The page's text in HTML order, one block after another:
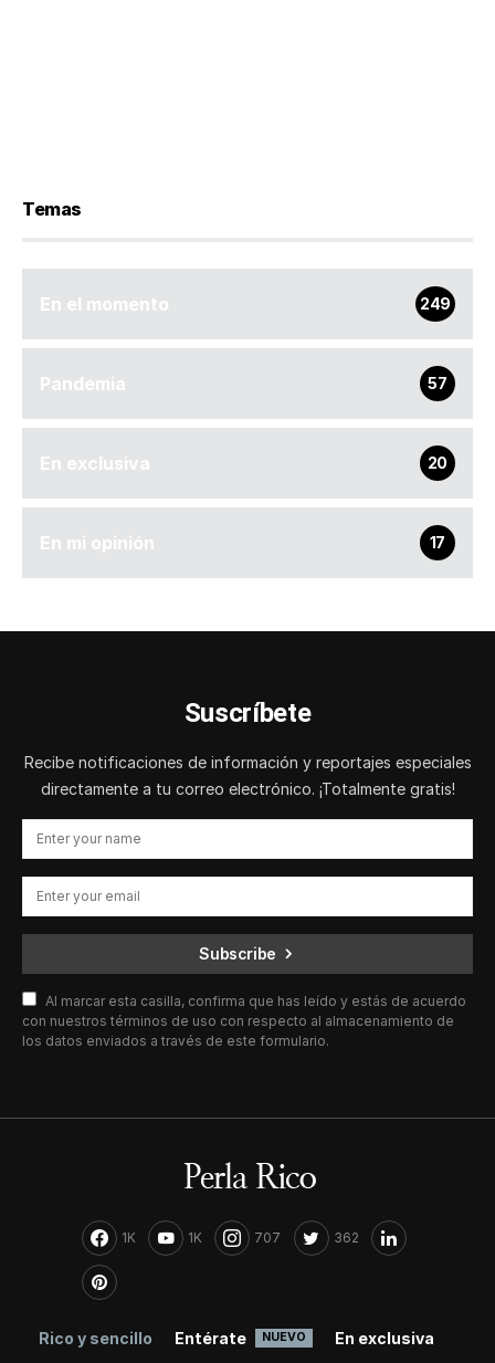
Temas
En el momento 249
Pandemia 57
En exclusiva 20
En mi opinión 17
Suscríbete
Recibe notificaciones de información y reportajes especiales
directamente a tu correo electrónico. ¡Totalmente gratis!
Subscribe
Al marcar esta casilla, confirma que has leído y estás de acuerdo
con nuestros términos de uso con respecto al almacenamiento de
los datos enviados a través de este formulario.
1K 1K 707 362
Rico y sencillo Entérate NUEVO
En exclusiva